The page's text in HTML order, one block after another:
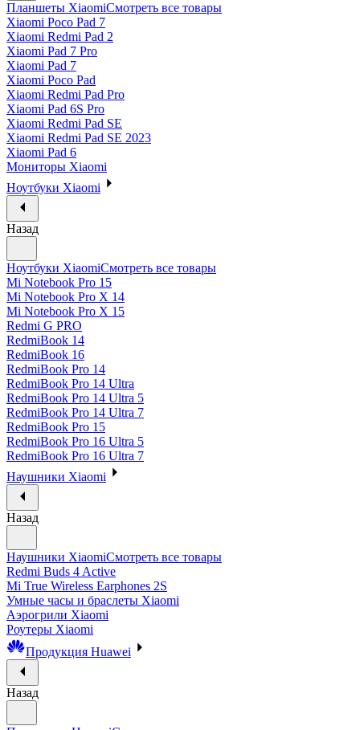
Планшеты XiaomiСмотреть все товары
Xiaomi Poco Pad 7
Xiaomi Redmi Pad 2
Xiaomi Pad 7 Pro
Xiaomi Pad 7
Xiaomi Poco Pad
Xiaomi Redmi Pad Pro
Xiaomi Pad 6S Pro
Xiaomi Redmi Pad SE
Xiaomi Redmi Pad SE 2023
Xiaomi Pad 6
Мониторы Xiaomi
Ноутбуки Xiaomi
Назад
Ноутбуки XiaomiСмотреть все товары
Mi Notebook Pro 15
Mi Notebook Pro X 14
Mi Notebook Pro X 15
Redmi G PRO
RedmiBook 14
RedmiBook 16
RedmiBook Pro 14
RedmiBook Pro 14 Ultra
RedmiBook Pro 14 Ultra 5
RedmiBook Pro 14 Ultra 7
RedmiBook Pro 15
RedmiBook Pro 16 Ultra 5
RedmiBook Pro 16 Ultra 7
Наушники Xiaomi
Назад
Наушники XiaomiСмотреть все товары
Redmi Buds 4 Active
Mi True Wireless Earphones 2S
Умные часы и браслеты Xiaomi
Аэрогрили Xiaomi
Роутеры Xiaomi
Продукция Huawei
Назад